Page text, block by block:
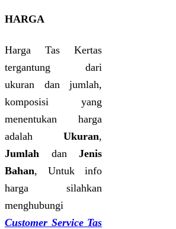
HARGA
Harga Tas Kertas
tergantung dari
ukuran dan jumlah,
komposisi yang
menentukan harga
adalahUkuran,
Jumlah danJenis
Bahan, Untuk info
harga silahkan
menghubungi
Customer Service Tas